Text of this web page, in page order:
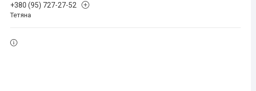
+380 (95) 727-27-52
Тетяна